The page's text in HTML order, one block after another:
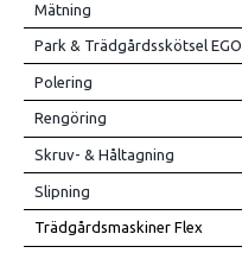
Mätning
Park & Trädgårdsskötsel EGO
Polering
Rengöring
Skruv- & Håltagning
Slipning
Trädgårdsmaskiner Flex